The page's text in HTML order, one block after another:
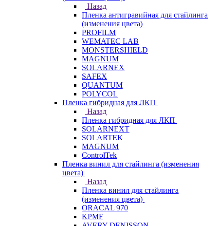
Назад
Пленка антигравийная для стайлинга
(изменения цвета)
PROFILM
WEMATEC LAB
MONSTERSHIELD
MAGNUM
SOLARNEX
SAFEX
QUANTUM
POLYCOL
Пленка гибридная для ЛКП
Назад
Пленка гибридная для ЛКП
SOLARNEXT
SOLARTEK
MAGNUM
ControlTek
Пленка винил для стайлинга (изменения
цвета)
Назад
Пленка винил для стайлинга
(изменения цвета)
ORACAL 970
KPMF